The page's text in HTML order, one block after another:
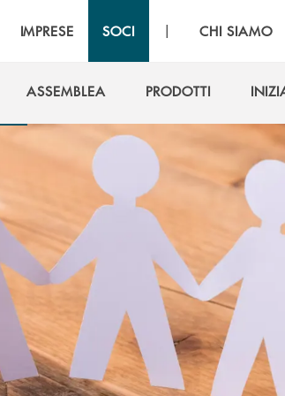
IMPRESE SOCI | CHI SIAMO
ASSEMBLEA
PRODOTTI